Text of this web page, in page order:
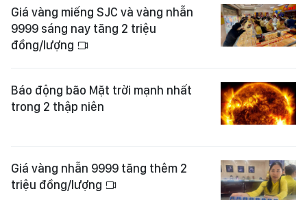
Giá vàng miếng SJC và vàng nhẫn
9999 sáng nay tăng 2 triệu
đồng/lượng
Báo động bão Mặt trời mạnh nhất
trong 2 thập niên
Giá vàng nhẫn 9999 tăng thêm 2
triệu đồng/lượng